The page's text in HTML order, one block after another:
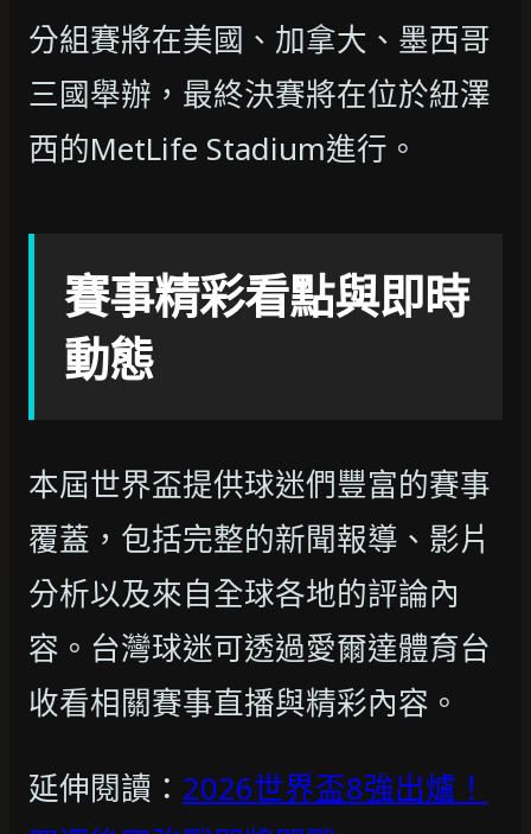
分組賽將在美國、加拿大、墨西哥
三國舉辦，最終決賽將在位於紐澤
西的MetLife Stadium進行。
賽事精彩看點與即時
動態
本屆世界盃提供球迷們豐富的賽事
覆蓋，包括完整的新聞報導、影片
分析以及來自全球各地的評論內
容。台灣球迷可透過愛爾達體育台
收看相關賽事直播與精彩內容。
延伸閱讀： 2026世界盃8強出爐！